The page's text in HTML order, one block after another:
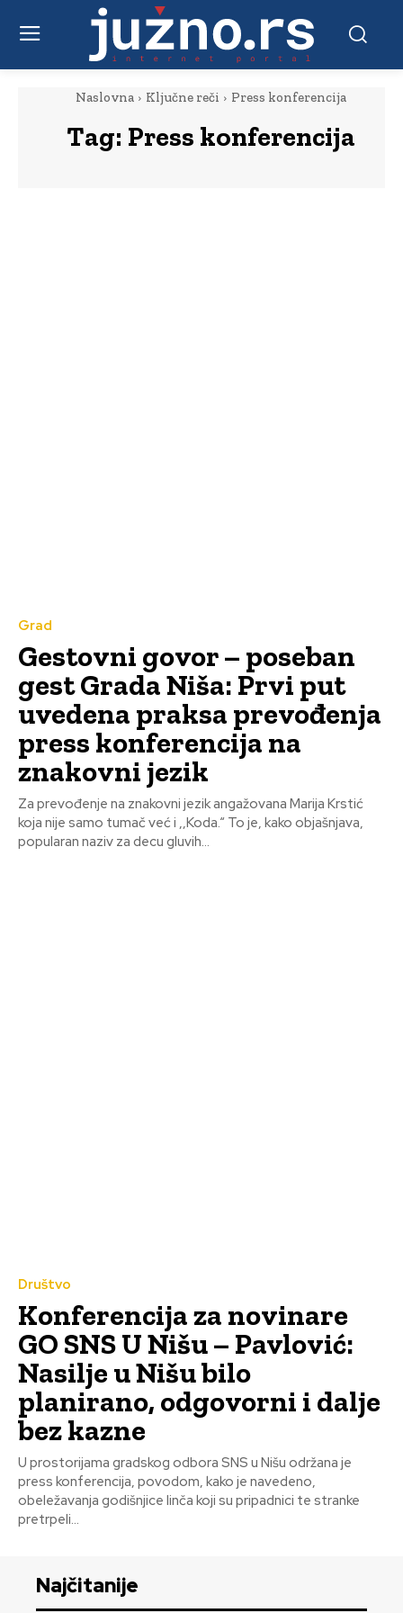
Naslovna Ključne reči Press konferencija
Tag: Press konferencija
Grad
Gestovni govor – poseban
gest Grada Niša: Prvi put
uvedena praksa prevođenja
press konferencija na
znakovni jezik
Za prevođenje na znakovni jezik angažovana Marija Krstić
koja nije samo tumač već i ,,Koda.“ To je, kako objašnjava,
popularan naziv za decu gluvih...
Društvo
Konferencija za novinare
GO SNS U Nišu – Pavlović:
Nasilje u Nišu bilo
planirano, odgovorni i dalje
bez kazne
U prostorijama gradskog odbora SNS u Nišu održana je
press konferencija, povodom, kako je navedeno,
obeležavanja godišnjice linča koji su pripadnici te stranke
pretrpeli...
Najčitanije